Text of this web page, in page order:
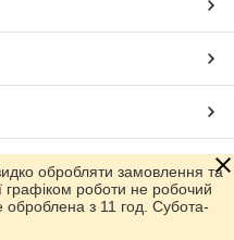
Prom.ua
обробляти замовлення та
графіком роботи не робочий
з 11 год. Субота-